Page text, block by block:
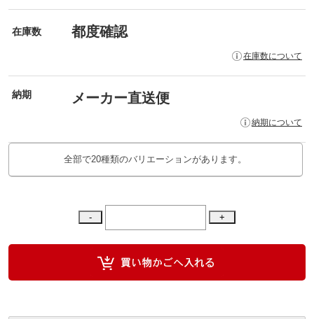
在庫数 都度確認
在庫数について
納期 メーカー直送便
納期について
全部で20種類のバリエーションがあります。